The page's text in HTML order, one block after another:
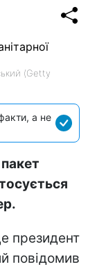
(Getty
а не
президент
повідомив